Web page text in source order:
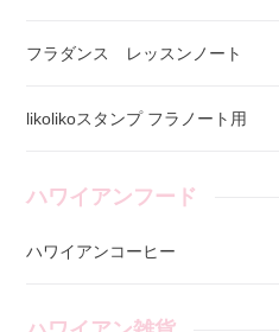
フラダンス レッスンノート
likolikoスタンプ フラノート用
ハワイアンフード
ハワイアンコーヒー